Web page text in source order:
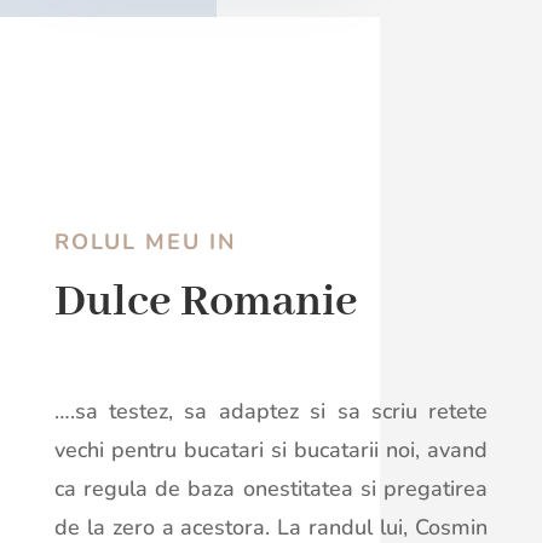
ROLUL MEU IN
Dulce Romanie
….sa testez, sa adaptez si sa scriu retete
vechi pentru bucatari si bucatarii noi, avand
ca regula de baza onestitatea si pregatirea
de la zero a acestora. La randul lui, Cosmin